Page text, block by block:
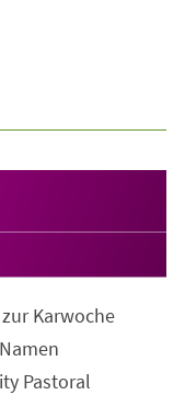
Karwoche
Pastoral